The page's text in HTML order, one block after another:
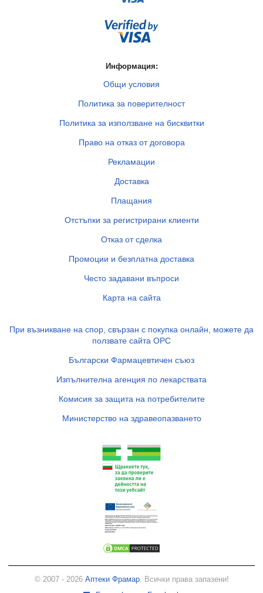
Информация:
Общи условия
Политика за поверителност
Политика за използване на бисквитки
Право на отказ от договора
Рекламации
Доставка
Плащания
Отстъпки за регистрирани клиенти
Отказ от сделка
Промоции и безплатна доставка
Често задавани въпроси
Карта на сайта
При възникване на спор, свързан с покупка онлайн, можете да
ползвате сайта ОРС
Български Фармацевтичен съюз
Изпълнителна агенция по лекарствата
Комисия за защита на потребителите
Министерство на здравеопазването
© 2007 - 2026 Аптеки Фрамар. Всички права запазени!